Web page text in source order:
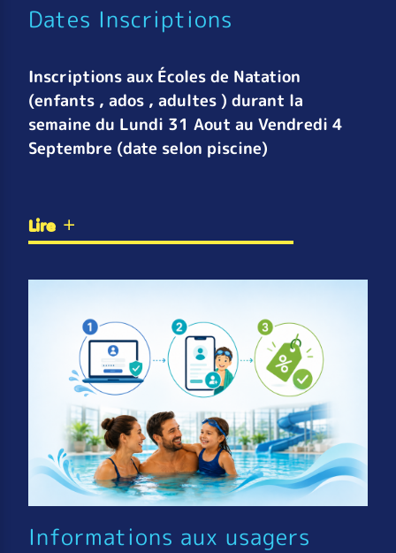
Dates Inscriptions
Inscriptions aux Écoles de Natation
(enfants , ados , adultes ) durant la
semaine du Lundi 31 Aout au Vendredi 4
Septembre (date selon piscine)
Lire
Informations aux usagers